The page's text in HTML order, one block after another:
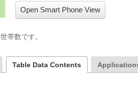
Open Smart Phone View
帯数です。
Table Data Contents